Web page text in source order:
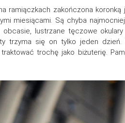
ramiączkach zakończona
miesiącami. Są chyba
lustrzane tęczowe
trzyma się on tylko jeden
trochę jako biżuterię.